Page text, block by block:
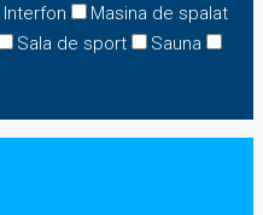
Interfon
Masina de spalat
Sala de sport
Sauna